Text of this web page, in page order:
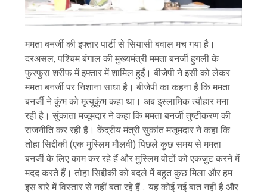
ममता बनर्जी की इफ्तार पार्टी से सियासी बवाल मच गया है।
दरअसल, पश्चिम बंगाल की मुख्यमंत्री ममता बनर्जी हुगली के
फुरफुरा शरीफ में इफ्तार में शामिल हुईं। बीजेपी ने इसी को लेकर
ममता बनर्जी पर निशाना साधा है। बीजेपी का कहना है कि ममता
बनर्जी ने कुंभ को मृत्युकुंभ कहा था। अब इ्स्लामिक त्यौहार मना
रही है। सुंकाता मजूमदार ने कहा कि ममता बनर्जी तुष्टीकरण की
राजनीति कर रही हैं। केंद्रीय मंत्री सुकांत मजूमदार ने कहा कि
तोहा सिद्दीकी (एक मुस्लिम मौलवी) पिछले कुछ समय से ममता
बनर्जी के लिए काम कर रहे हैं और मुस्लिम वोटों को एकजुट करने में
मदद करते हैं। तोहा सिद्दीकी को बदले में बहुत कुछ मिला और हम
इस बारे में विस्तार से नहीं बता रहे हैं… यह कोई नई बात नहीं है और